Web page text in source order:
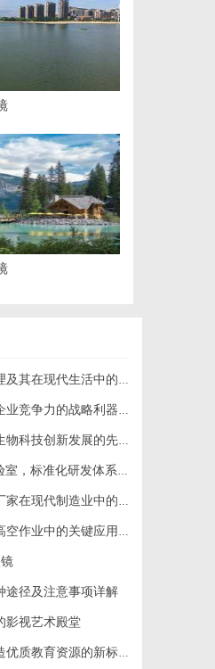
现代生活中的应用优势
竞争力的战略利器解析
技创新发展的先锋企业
标准化研发体系全解析
造业中的重要角色与发展趋势
中的关键应用与安全保障
途径及注意事项详解
影视艺术殿堂
质教育资源的新标杆